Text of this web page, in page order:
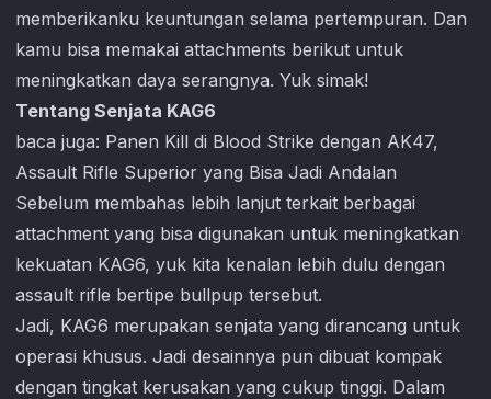
memberikanku keuntungan selama pertempuran. Dan
kamu bisa memakai attachments berikut untuk
meningkatkan daya serangnya. Yuk simak!
Tentang Senjata KAG6
baca juga: Panen Kill di Blood Strike dengan AK47,
Assault Rifle Superior yang Bisa Jadi Andalan
Sebelum membahas lebih lanjut terkait berbagai
attachment yang bisa digunakan untuk meningkatkan
kekuatan KAG6, yuk kita kenalan lebih dulu dengan
assault rifle bertipe bullpup tersebut.
Jadi, KAG6 merupakan senjata yang dirancang untuk
operasi khusus. Jadi desainnya pun dibuat kompak
dengan tingkat kerusakan yang cukup tinggi. Dalam